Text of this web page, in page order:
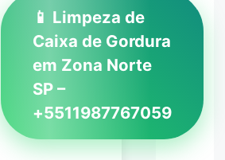
📱 Limpeza de
Caixa de Gordura
em Zona Norte
SP –
+5511987767059